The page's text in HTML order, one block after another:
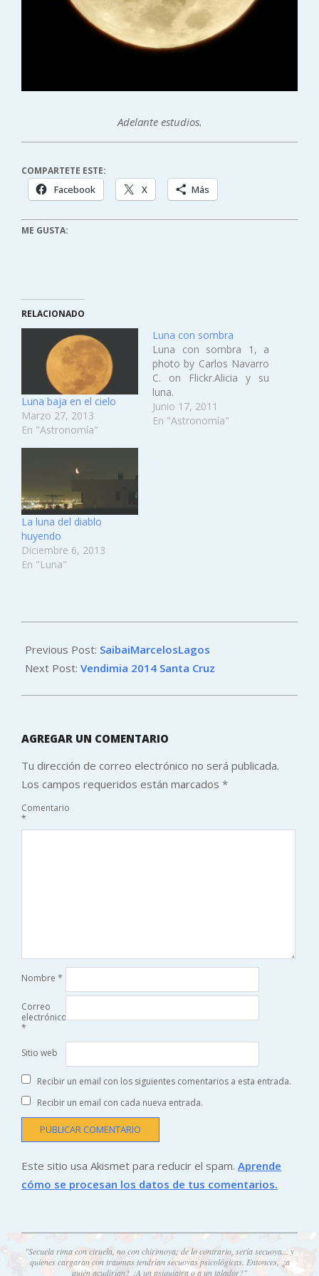
Adelante estudios.
COMPARTETE ESTE:
Facebook X Más
ME GUSTA:
RELACIONADO
Luna baja en el cielo
Marzo 27, 2013
En "Astronomía"
Luna con sombra
Luna con sombra 1, a
photo by Carlos Navarro
C. on Flickr.Alicia y su
luna.
Junio 17, 2011
En "Astronomía"
La luna del diablo
huyendo
Diciembre 6, 2013
En "Luna"
03-
10
Previous Post: SaibaiMarcelosLagos
Next Post: Vendimia 2014 Santa Cruz
AGREGAR UN COMENTARIO
Tu dirección de correo electrónico no será publicada.
Los campos requeridos están marcados *
Comentario
*
Nombre *
Correo
electrónico
*
Sitio web
Recibir un email con los siguientes comentarios a esta entrada.
Recibir un email con cada nueva entrada.
Este sitio usa Akismet para reducir el spam. Aprende
cómo se procesan los datos de tus comentarios.
"Secuela rima con ciruela, no con chirimoya; de lo contrario, sería secuoya... y
quienes cargaran con traumas tendrían secuoyas psicológicas. Entonces, ¿a
quién acudirían? ¿A un psiquiatra o a un talador?"